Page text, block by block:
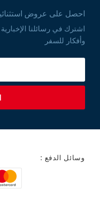
احصل على عروض
اشترك في رسائلنا
وأفكار للسفر
وسائل الدفع :